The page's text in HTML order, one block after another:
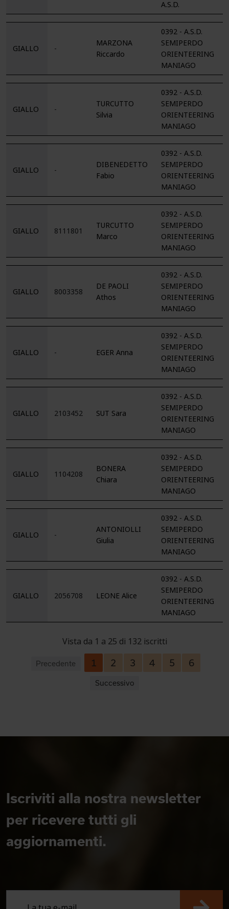
A.S.D.
GIALLO -
MARZONA
Riccardo
0392 - A.S.D.
SEMIPERDO
ORIENTEERING
MANIAGO
GIALLO -
TURCUTTO
Silvia
0392 - A.S.D.
SEMIPERDO
ORIENTEERING
MANIAGO
GIALLO -
DIBENEDETTO
Fabio
0392 - A.S.D.
SEMIPERDO
ORIENTEERING
MANIAGO
GIALLO 8111801
TURCUTTO
Marco
0392 - A.S.D.
SEMIPERDO
ORIENTEERING
MANIAGO
GIALLO 8003358
DE PAOLI
Athos
0392 - A.S.D.
SEMIPERDO
ORIENTEERING
MANIAGO
GIALLO - EGER Anna
0392 - A.S.D.
SEMIPERDO
ORIENTEERING
MANIAGO
GIALLO 2103452 SUT Sara
0392 - A.S.D.
SEMIPERDO
ORIENTEERING
MANIAGO
GIALLO 1104208
BONERA
Chiara
0392 - A.S.D.
SEMIPERDO
ORIENTEERING
MANIAGO
GIALLO -
ANTONIOLLI
Giulia
0392 - A.S.D.
SEMIPERDO
ORIENTEERING
MANIAGO
GIALLO 2056708 LEONE Alice
0392 - A.S.D.
SEMIPERDO
ORIENTEERING
MANIAGO
Vista da 1 a 25 di 132 iscritti
Precedente 1 2 3 4 5 6
Successivo
Iscriviti alla nostra newsletter
per ricevere tutti gli
aggiornamenti.